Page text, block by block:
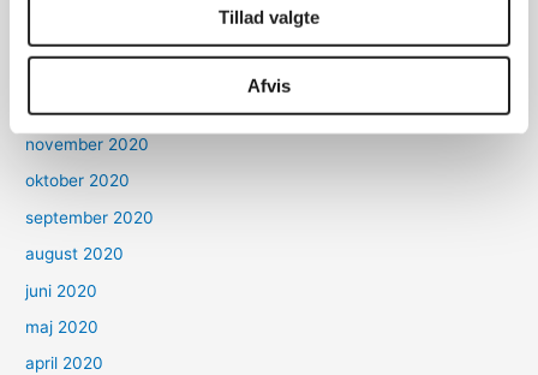
Tillad valgte
Afvis
december 2020
november 2020
oktober 2020
september 2020
august 2020
juni 2020
maj 2020
april 2020